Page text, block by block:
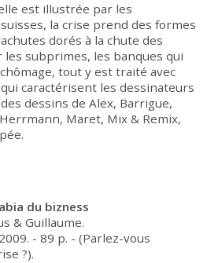
est illustrée par les
la crise prend des formes
dorés à la chute des
subprimes, les banques qui
tout y est traité avec
caractérisent les dessinateurs
dessins de Alex, Barrigue,
Maret, Mix & Remix,
du bizness
& Guillaume.
- 89 p. - (Parlez-vous
?).